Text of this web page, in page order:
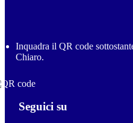
Inquadra il QR code
Chiaro.
Seguici su